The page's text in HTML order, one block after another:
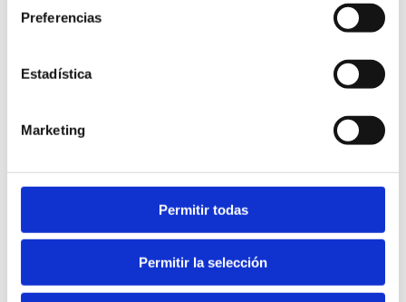
Preferencias
Estadística
Marketing
Permitir todas
Permitir la selección
VENDREDI, 17 NOVEMBRE 2017
Le succès des journées de la truffe de la